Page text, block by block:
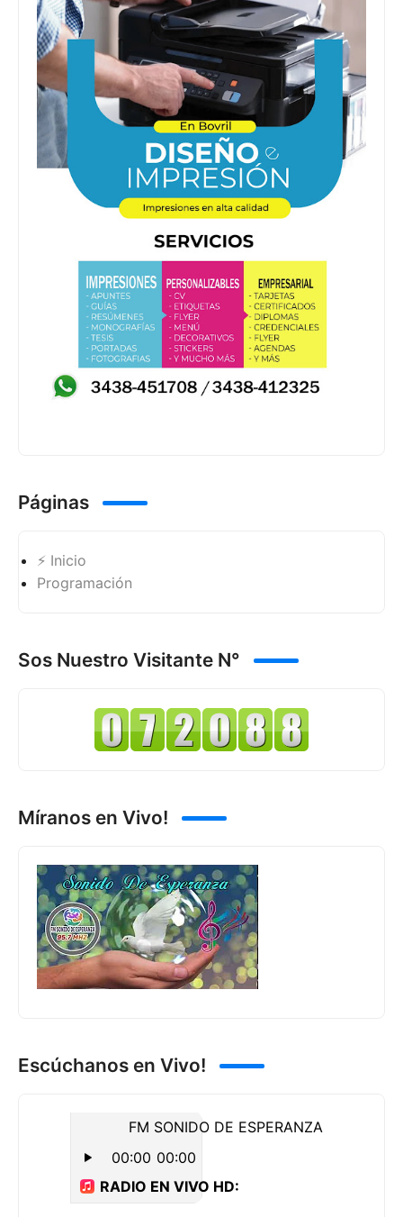
Páginas
⚡ Inicio
Programación
Sos Nuestro Visitante N°
Míranos en Vivo!
Escúchanos en Vivo!